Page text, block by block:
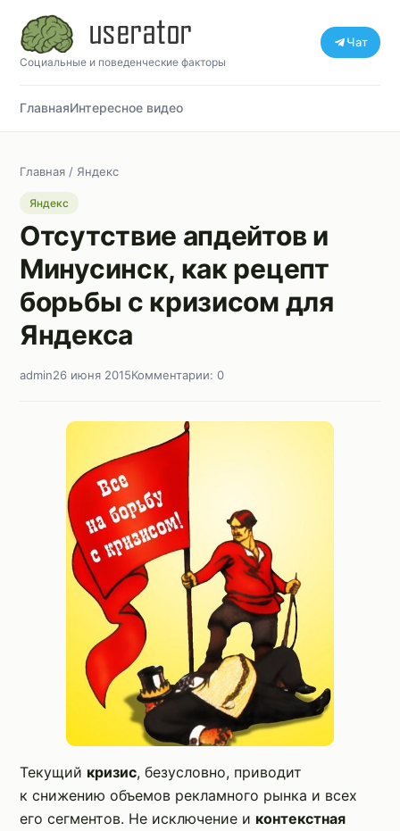
Социальные и поведенческие факторы
Чат
ГлавнаяИнтересное видео
Главная / Яндекс
Яндекс
Отсутствие апдейтов и
Минусинск, как рецепт
борьбы с кризисом для
Яндекса
admin26 июня 2015Комментарии: 0
Текущий кризис, безусловно, приводит
к снижению объемов рекламного рынка и всех
его сегментов. Не исключение и контекстная